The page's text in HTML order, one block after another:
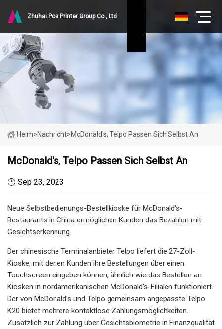
Zhuhai Pos Printer Group Co., Ltd
Heim>Nachricht>McDonald's, Telpo Passen Sich Selbst An
McDonald's, Telpo Passen Sich Selbst An
Sep 23, 2023
Neue Selbstbedienungs-Bestellkioske für McDonald's-
Restaurants in China ermöglichen Kunden das Bezahlen mit
Gesichtserkennung.
Der chinesische Terminalanbieter Telpo liefert die 27-Zoll-
Kioske, mit denen Kunden ihre Bestellungen über einen
Touchscreen eingeben können, ähnlich wie das Bestellen an
Kiosken in nordamerikanischen McDonald's-Filialen funktioniert.
Der von McDonald's und Telpo gemeinsam angepasste Telpo
K20 bietet mehrere kontaktlose Zahlungsmöglichkeiten.
Zusätzlich zur Zahlung über Gesichtsbiometrie in Finanzqualität